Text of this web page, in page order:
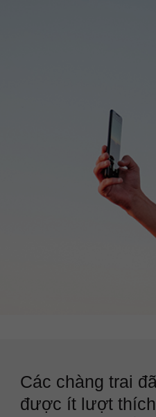
Các chàng trai
được ít lượt